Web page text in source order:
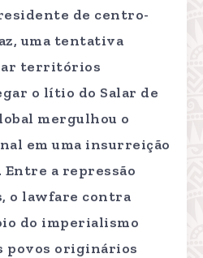
de centro-
uma tentativa
territórios
o lítio do Salar de
mergulhou o
em uma insurreição
a repressão
o lawfare contra
do imperialismo
povos originários